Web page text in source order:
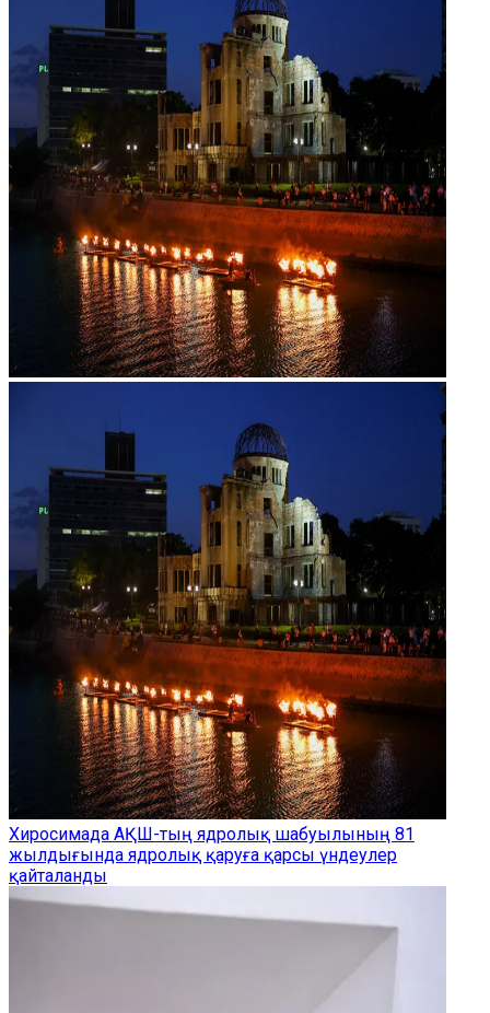
Хиросимада АҚШ-тың ядролық шабуылының 81
жылдығында ядролық қаруға қарсы үндеулер
қайталанды